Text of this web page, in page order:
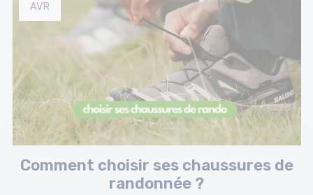
AVR
Comment choisir ses chaussures de
randonnée ?